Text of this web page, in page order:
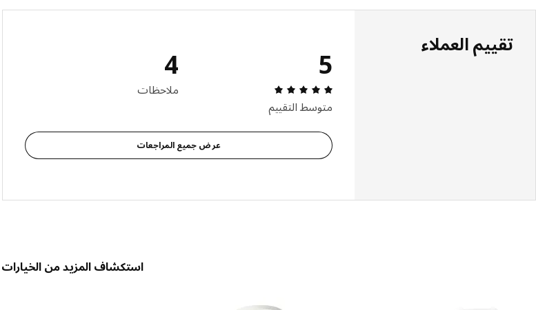
تقييم العملاء
5
متوسط التقييم
4
ملاحظات
عرض جميع المراجعات
استكشاف المزيد من الخيارات